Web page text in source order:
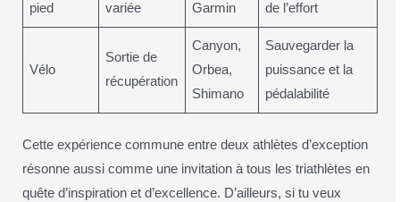
pied
variée
Garmin
de l’effort
Vélo
Sortie de
récupération
Canyon,
Orbea,
Shimano
Sauvegarder la
puissance et la
pédalabilité
Cette expérience commune entre deux athlètes d’exception
résonne aussi comme une invitation à tous les triathlètes en
quête d’inspiration et d’excellence. D’ailleurs, si tu veux